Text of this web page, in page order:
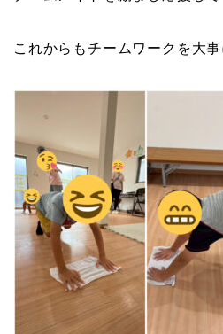
これからもチームワークを大